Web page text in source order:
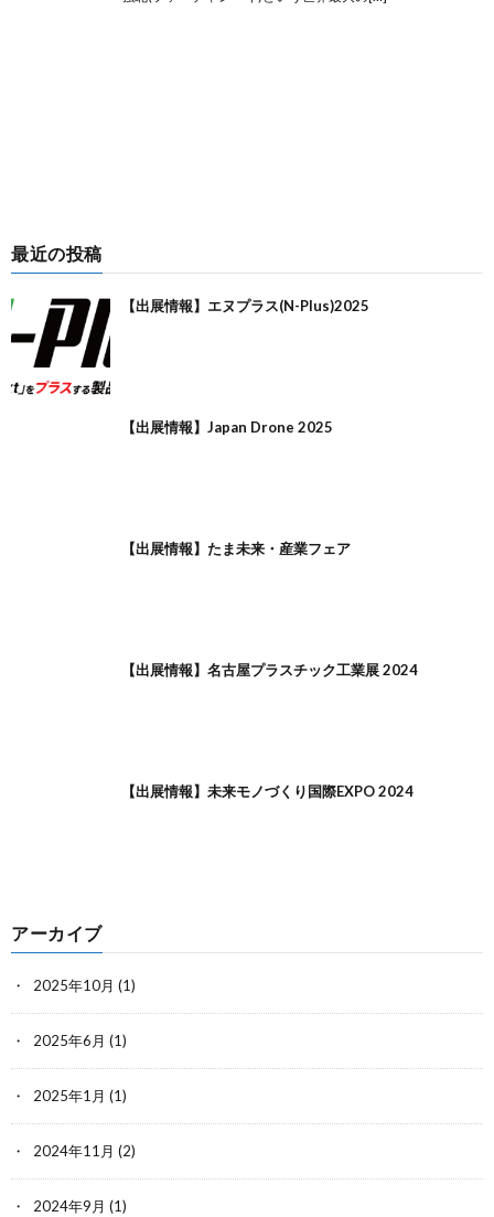
最近の投稿
【出展情報】エヌプラス(N-Plus)2025
【出展情報】Japan Drone 2025
【出展情報】たま未来・産業フェア
【出展情報】名古屋プラスチック工業展 2024
【出展情報】未来モノづくり国際EXPO 2024
アーカイブ
2025年10月 (1)
2025年6月 (1)
2025年1月 (1)
2024年11月 (2)
2024年9月 (1)